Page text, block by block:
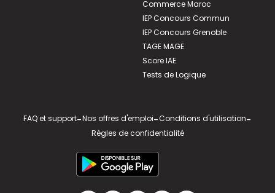
Commerce Maroc
IEP Concours Commun
IEP Concours Grenoble
TAGE MAGE
Score IAE
Tests de Logique
FAQ et support-Nos offres d'emploi-Conditions d'utilisation-
Règles de confidentialité